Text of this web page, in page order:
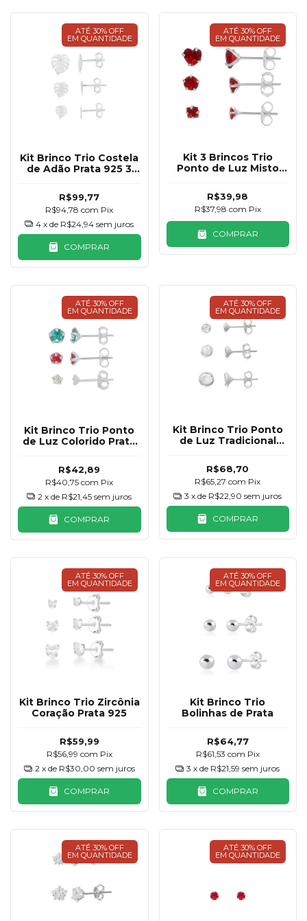
ATÉ 30% OFF
EM QUANTIDADE
Kit Brinco Trio Costela
de Adão Prata 925 3
R$99,77
R$94,78com Pix
4 x de R$24,94 sem juros
COMPRAR
ATÉ 30% OFF
EM QUANTIDADE
Kit 3 Brincos Trio
Ponto de Luz Misto
R$39,98
R$37,98 com Pix
COMPRAR
ATÉ 30% OFF
EM QUANTIDADE
Kit Brinco Trio Ponto
de Luz Colorido Prata
R$42,89
R$40,75com Pix
2 x de R$21,45 sem juros
COMPRAR
ATÉ 30% OFF
EM QUANTIDADE
Kit Brinco Trio Ponto
de Luz Tradicional
R$68,70
R$65,27com Pix
3 x de R$22,90 sem juros
COMPRAR
ATÉ 30% OFF
EM QUANTIDADE
Kit Brinco Trio Zircônia
Coração Prata 925
R$59,99
R$56,99 com Pix
2 x de R$30,00 sem juros
COMPRAR
ATÉ 30% OFF
EM QUANTIDADE
Kit Brinco Trio
Bolinhas de Prata
R$64,77
R$61,53 com Pix
3 x de R$21,59 sem juros
COMPRAR
ATÉ 30% OFF
EM QUANTIDADE
ATÉ 30% OFF
EM QUANTIDADE